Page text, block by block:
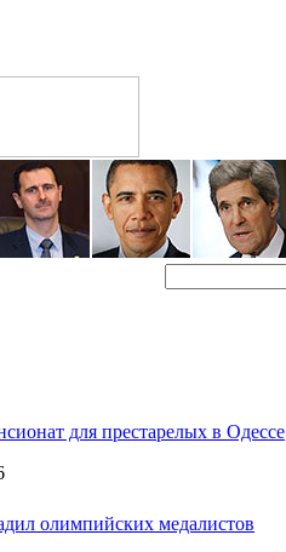
для престарелых в Одессе
олимпийских медалистов